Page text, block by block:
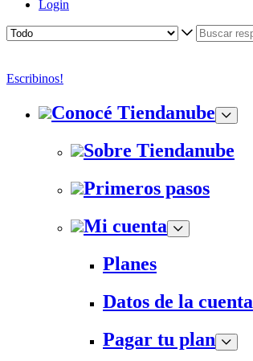
Login
Escribinos!
Conocé Tiendanube
Sobre Tiendanube
Primeros pasos
Mi cuenta
Planes
Datos de la cuenta
Pagar tu plan